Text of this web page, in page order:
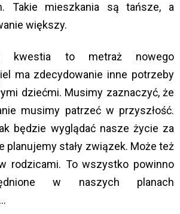
Takie mieszkania są tańsze, a
większy.
kwestia to metraż nowego
ma zdecydowanie inne potrzeby
dziećmi. Musimy zaznaczyć, że
musimy patrzeć w przyszłość.
będzie wyglądać nasze życie za
planujemy stały związek. Może też
rodzicami. To wszystko powinno
w naszych planach